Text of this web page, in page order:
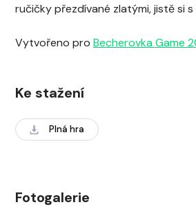
ručičky přezdívané zlatými, jistě si
Vytvořeno pro Becherovka Game
Ke stažení
Plná hra
Fotogalerie